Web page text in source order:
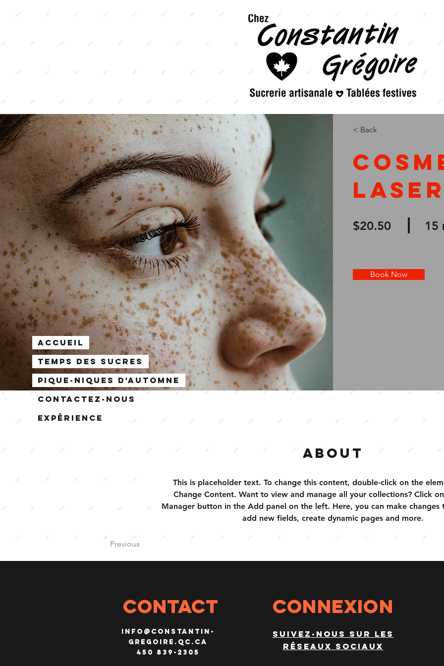
Accueil
Temps des sucres
Pique-niques d'automne
Contactez-nous
Expérience
< Back
Laser
$20.50 15
Book Now
About
This is placeholder text. To change this content, double-click on the
Change Content. Want to view and manage all your collections? Click
Manager button in the Add panel on the left. Here, you can make changes
add new fields, create dynamic pages and more.
Previous
CONTACT
info@constantin-
gregoire.qc.ca
450 839-2305
ConneXION
Suivez-nous sur les
réseaux sociaux